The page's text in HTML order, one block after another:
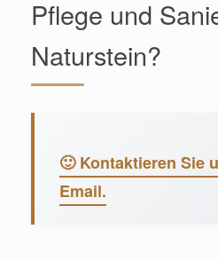
Pflege und
Naturstein?
🙂 Kontaktieren Sie
Email.